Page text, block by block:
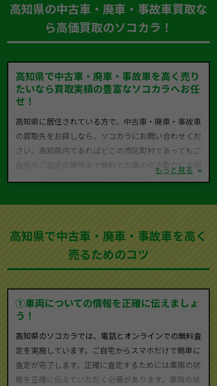
高知県の中古車・廃車・事故車買取な
ら高価買取のソコカラ！
高知県で中古車・廃車・事故車を高く売り
たいなら買取実績の豊富なソコカラへお任
せ！
高知県に居住されている方で、中古車・廃車・事故車
の買取先をお探しなら、ソコカラにお問い合わせくだ
さい。高知県内であればどこの市区町村であってもご
自宅やご指定の場所まで無料でお車の引き取りにお伺
いし、廃車までの手続きを無料でサポート代行させて
買取可能です。
ソコカラは世界１１０か国に独自の販売ネットワーク
を持ち、国内に自社物流網、自社ヤードをもっている
を実現し、お客様に利益を還元することができるので
す。
590-870）までお問い合わせ下さい。
査定・ご相談・見積もりはすべて無料で行います。安
心してお問い合わせください。
もっと見る
高知県で中古車・廃車・事故車を高く
売るためのコツ
①車両についての情報を正確に伝えましょ
う！
高知県のソコカラでは、電話とオンラインでの無料査
定を実施しています。ご自宅からスマホだけで簡単に
査定が完了します。正確に査定するためには車両の状
態を正確に伝えていただく必要があります。車両の状